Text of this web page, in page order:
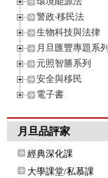
警政‧移民法
生物科技與法律
月旦匯豐專題系列
元照智勝系列
安全與移民
電子書
月旦品評家
經典深化課
大學課堂/私慕課